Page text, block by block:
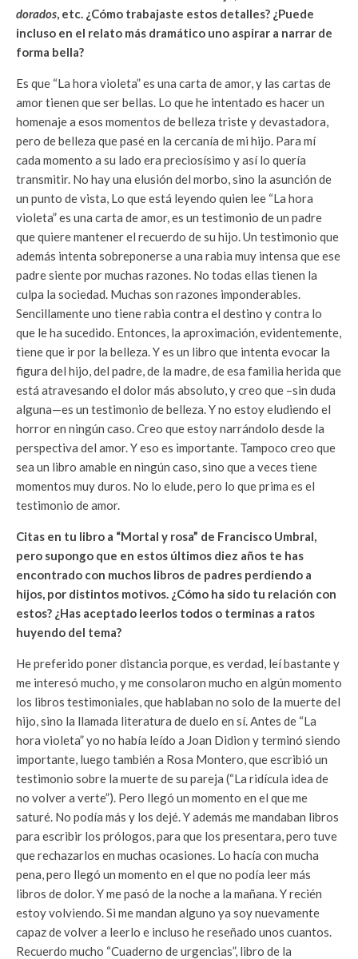
dorados, etc. ¿Cómo trabajaste estos detalles? ¿Puede
incluso en el relato más dramático uno aspirar a narrar de
forma bella?
Es que “La hora violeta” es una carta de amor, y las cartas de
amor tienen que ser bellas. Lo que he intentado es hacer un
homenaje a esos momentos de belleza triste y devastadora,
pero de belleza que pasé en la cercanía de mi hijo. Para mí
cada momento a su lado era preciosísimo y así lo quería
transmitir. No hay una elusión del morbo, sino la asunción de
un punto de vista, Lo que está leyendo quien lee “La hora
violeta” es una carta de amor, es un testimonio de un padre
que quiere mantener el recuerdo de su hijo. Un testimonio que
además intenta sobreponerse a una rabia muy intensa que ese
padre siente por muchas razones. No todas ellas tienen la
culpa la sociedad. Muchas son razones imponderables.
Sencillamente uno tiene rabia contra el destino y contra lo
que le ha sucedido. Entonces, la aproximación, evidentemente,
tiene que ir por la belleza. Y es un libro que intenta evocar la
figura del hijo, del padre, de la madre, de esa familia herida que
está atravesando el dolor más absoluto, y creo que –sin duda
alguna—es un testimonio de belleza. Y no estoy eludiendo el
horror en ningún caso. Creo que estoy narrándolo desde la
perspectiva del amor. Y eso es importante. Tampoco creo que
sea un libro amable en ningún caso, sino que a veces tiene
momentos muy duros. No lo elude, pero lo que prima es el
testimonio de amor.
Citas en tu libro a “Mortal y rosa” de Francisco Umbral,
pero supongo que en estos últimos diez años te has
encontrado con muchos libros de padres perdiendo a
hijos, por distintos motivos. ¿Cómo ha sido tu relación con
estos? ¿Has aceptado leerlos todos o terminas a ratos
huyendo del tema?
He preferido poner distancia porque, es verdad, leí bastante y
me interesó mucho, y me consolaron mucho en algún momento
los libros testimoniales, que hablaban no solo de la muerte del
hijo, sino la llamada literatura de duelo en sí. Antes de “La
hora violeta” yo no había leído a Joan Didion y terminó siendo
importante, luego también a Rosa Montero, que escribió un
testimonio sobre la muerte de su pareja (“La ridícula idea de
no volver a verte”). Pero llegó un momento en el que me
saturé. No podía más y los dejé. Y además me mandaban libros
para escribir los prólogos, para que los presentara, pero tuve
que rechazarlos en muchas ocasiones. Lo hacía con mucha
pena, pero llegó un momento en el que no podía leer más
libros de dolor. Y me pasó de la noche a la mañana. Y recién
estoy volviendo. Si me mandan alguno ya soy nuevamente
capaz de volver a leerlo e incluso he reseñado unos cuantos.
Recuerdo mucho “Cuaderno de urgencias”, libro de la